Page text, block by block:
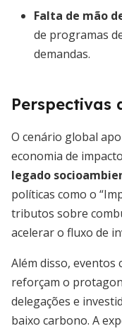
Falta de mão
de programas
demandas.
Perspectivas
O cenário global
economia de
legado
políticas como o
tributos sobre
acelerar o fluxo de
Além disso, eventos
reforçam o
delegações e
baixo carbono. A